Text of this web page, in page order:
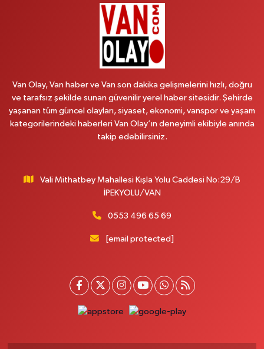
Yol Tarifi Al
Vanyolu Mahallesi, Kara Yusuf Bey Caddesi No:99 B Erciş Van
0 (432) 351 02 96 Yol Tarifi Al
Koç Eczanesi
Engin Eczanesi
Beyazıt Mahallesi, Zeylan Caddesi No:46 A Erciş Van
Yol Tarifi Al
Muhammed Eczanesi
0 (432) 712 22 87 Yol Tarifi Al
Otogar Eczanesi
Van Olay, Van haber ve Van son dakika gelişmelerini hızlı, doğru
ve tarafsız şekilde sunan güvenilir yerel haber sitesidir. Şehirde
yaşanan tüm güncel olayları, siyaset, ekonomi, vanspor ve yaşam
kategorilerindeki haberleri Van Olay’ın deneyimli ekibiyle anında
takip edebilirsiniz.
Vali Mithatbey Mahallesi Kışla Yolu Caddesi No:29/B
İPEKYOLU/VAN
0553 496 65 69
[email protected]